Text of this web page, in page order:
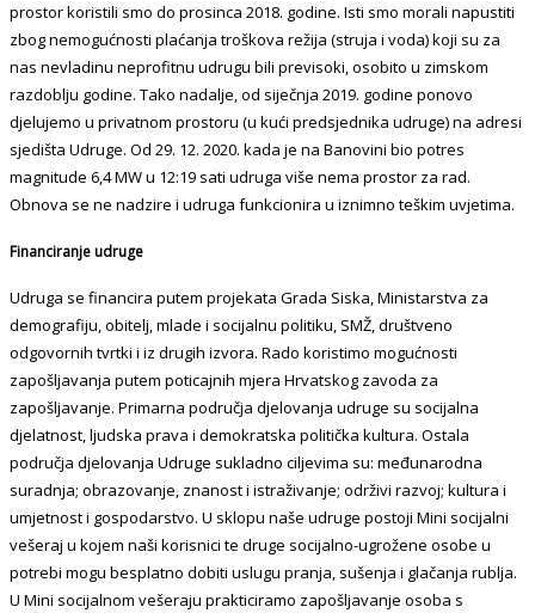
prostor koristili smo do prosinca 2018. godine. Isti smo morali napustiti
zbog nemogućnosti plaćanja troškova režija (struja i voda) koji su za
nas nevladinu neprofitnu udrugu bili previsoki, osobito u zimskom
razdoblju godine. Tako nadalje, od siječnja 2019. godine ponovo
djelujemo u privatnom prostoru (u kući predsjednika udruge) na adresi
sjedišta Udruge. Od 29. 12. 2020. kada je na Banovini bio potres
magnitude 6,4 MW u 12:19 sati udruga više nema prostor za rad.
Obnova se ne nadzire i udruga funkcionira u iznimno teškim uvjetima.
Financiranje udruge
Udruga se financira putem projekata Grada Siska, Ministarstva za
demografiju, obitelj, mlade i socijalnu politiku, SMŽ, društveno
odgovornih tvrtki i iz drugih izvora. Rado koristimo mogućnosti
zapošljavanja putem poticajnih mjera Hrvatskog zavoda za
zapošljavanje. Primarna područja djelovanja udruge su socijalna
djelatnost, ljudska prava i demokratska politička kultura. Ostala
područja djelovanja Udruge sukladno ciljevima su: međunarodna
suradnja; obrazovanje, znanost i istraživanje; održivi razvoj; kultura i
umjetnost i gospodarstvo. U sklopu naše udruge postoji Mini socijalni
vešeraj u kojem naši korisnici te druge socijalno-ugrožene osobe u
potrebi mogu besplatno dobiti uslugu pranja, sušenja i glačanja rublja.
U Mini socijalnom vešeraju prakticiramo zapošljavanje osoba s